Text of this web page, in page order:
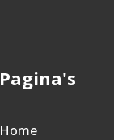
Pagina's
Home